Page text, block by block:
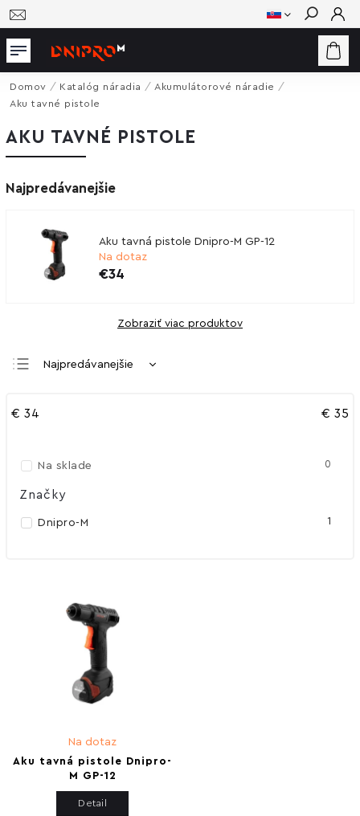
Hľadať
Domov / Katalóg náradia / Akumulátorové náradie /
Aku tavné pistole
AKU TAVNÉ PISTOLE
Najpredávanejšie
Aku tavná pistole Dnipro-M GP-12
Na dotaz
€34
Zobraziť viac produktov
Najpredávanejšie
€ 34 € 35
Na sklade 0
Značky
Dnipro-M 1
Aku tavná pistole Dnipro-
M GP-12
Na dotaz
Detail